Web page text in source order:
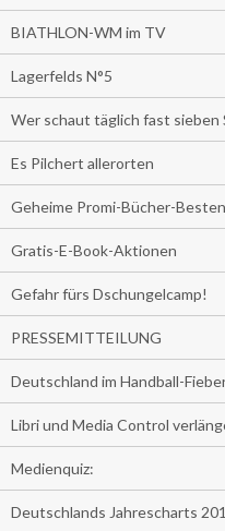
BIATHLON-WM im TV
Lagerfelds N°5
Wer schaut täglich fast sieben
Es Pilchert allerorten
Geheime Promi-Bücher-
Gratis-E-Book-Aktionen
Gefahr fürs Dschungelcamp!
PRESSEMITTEILUNG
Deutschland im Handball-
Libri und Media Control
Medienquiz:
Deutschlands Jahrescharts